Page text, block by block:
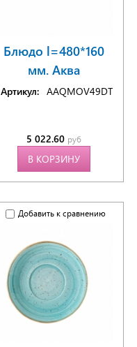
Блюдо l=480*160
мм. Аква
Артикул: AAQMOV49DT
5 022.60 руб
В КОРЗИНУ
Добавить к сравнению